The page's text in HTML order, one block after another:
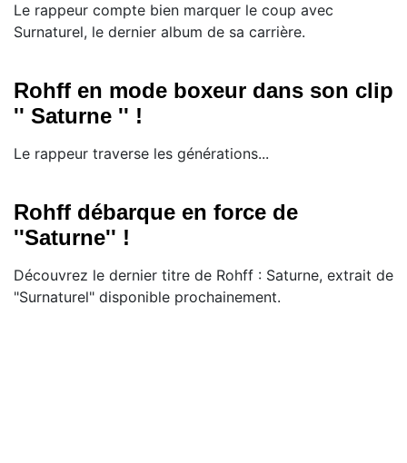
Le rappeur compte bien marquer le coup avec
Surnaturel, le dernier album de sa carrière.
Rohff en mode boxeur dans son clip
'' Saturne '' !
Le rappeur traverse les générations...
Rohff débarque en force de
''Saturne'' !
Découvrez le dernier titre de Rohff : Saturne, extrait de
"Surnaturel" disponible prochainement.